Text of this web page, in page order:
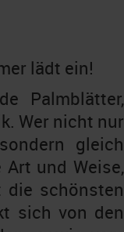
lädt ein!
Palmblätter,
Wer nicht nur
gleich
und Weise,
die schönsten
sich von den